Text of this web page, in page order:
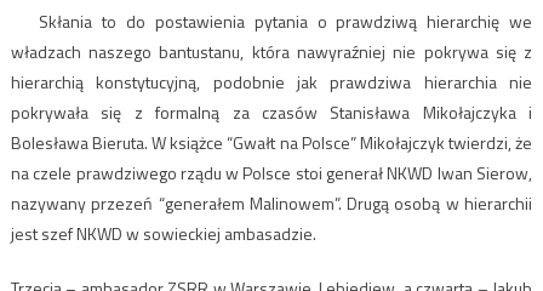
Skłania to do postawienia pytania o prawdziwą hierarchię we
władzach naszego bantustanu, która nawyraźniej nie pokrywa się z
hierarchią konstytucyjną, podobnie jak prawdziwa hierarchia nie
pokrywała się z formalną za czasów Stanisława Mikołajczyka i
Bolesława Bieruta. W książce “Gwałt na Polsce” Mikołajczyk twierdzi, że
na czele prawdziwego rządu w Polsce stoi generał NKWD Iwan Sierow,
nazywany przezeń “generałem Malinowem”. Drugą osobą w hierarchii
jest szef NKWD w sowieckiej ambasadzie.